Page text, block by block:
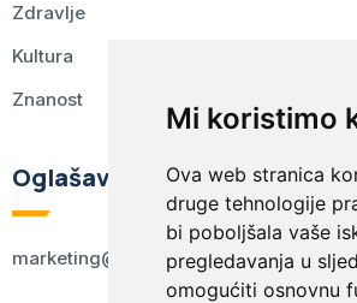
Mi koristimo
Ova web stranica
druge tehnologije
bi poboljšala vaše
pregledavanja u
omogućiti osnovnu
Zdravlje
Kultura
Znanost
Oglašavanje
marketing@kodex.hr